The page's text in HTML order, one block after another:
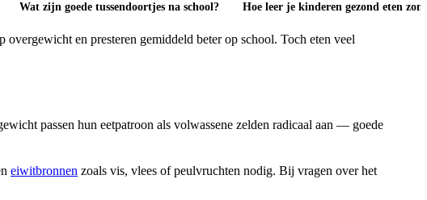
Wat zijn goede tussendoortjes na school? Hoe leer je kinderen gezond eten
en presteren gemiddeld beter op school. Toch eten veel
passen hun eetpatroon als volwassene zelden radicaal aan — goede
eiwitbronnen zoals vis, vlees of peulvruchten nodig. Bij vragen over het